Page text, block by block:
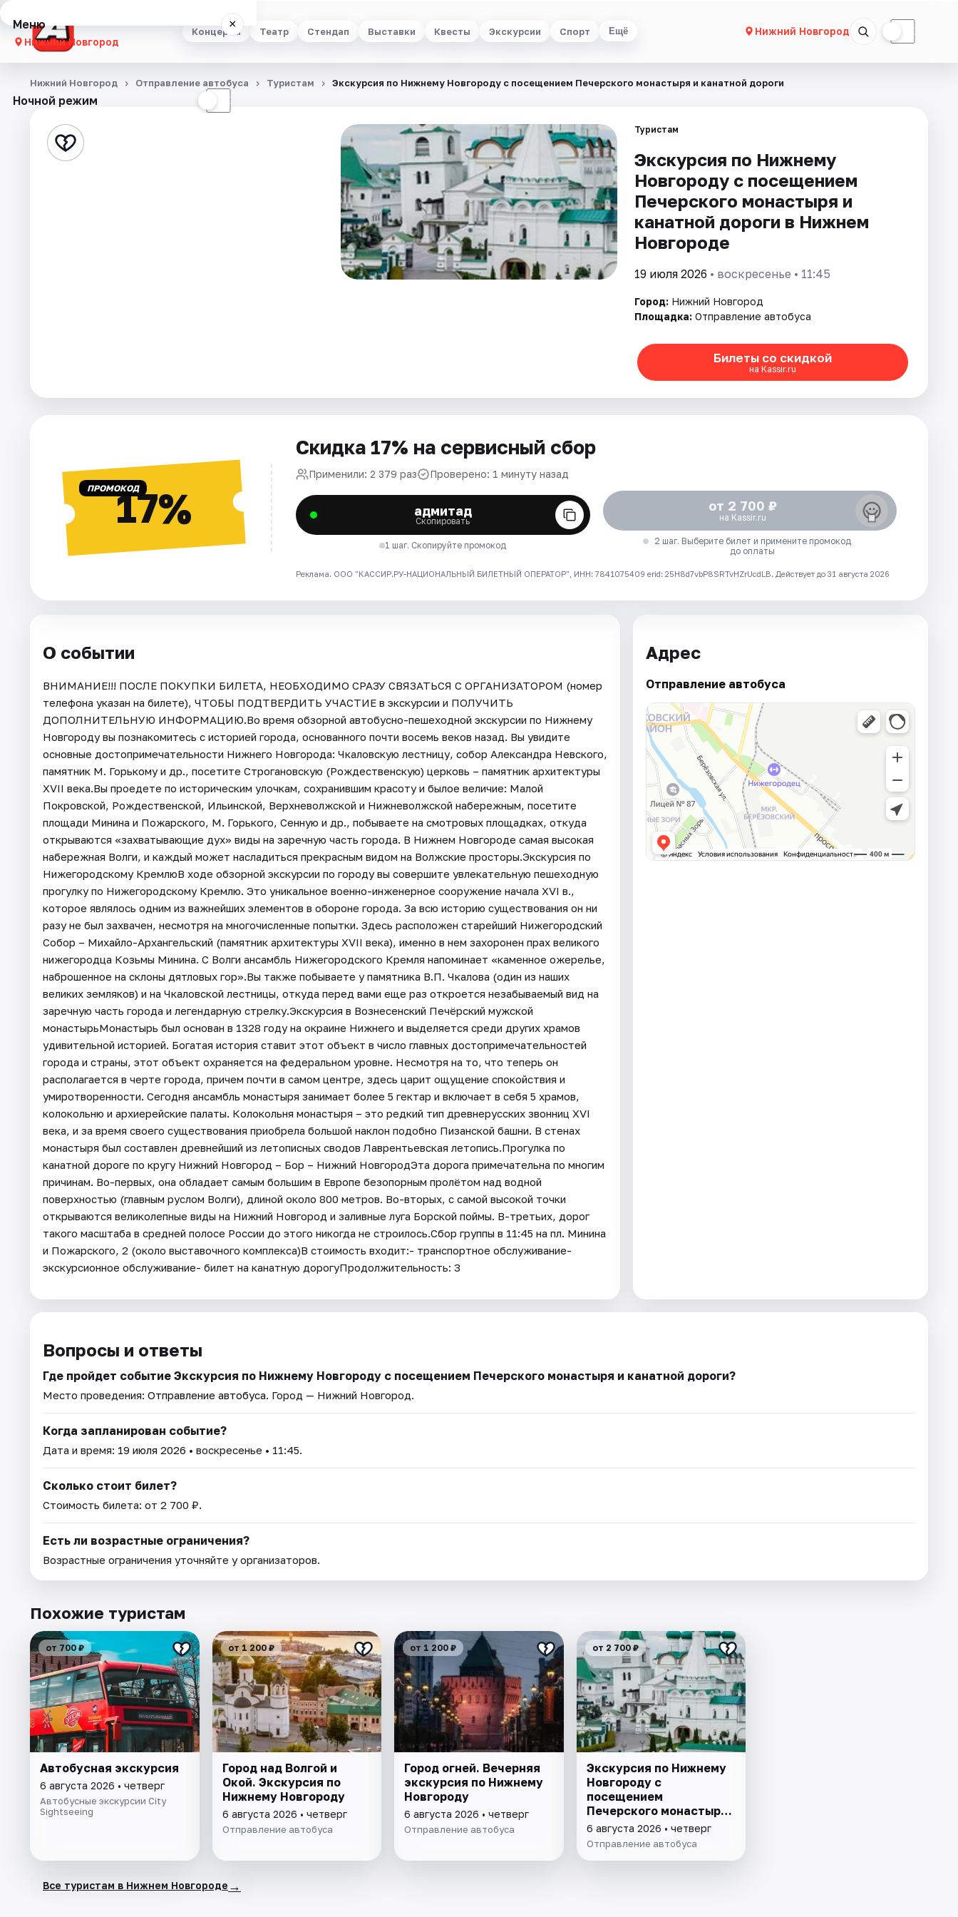
Концерты Театр Стендап Выставки Квесты Экскурсии Спорт Ещё Нижний Новгород ☾
Меню ×
Нижний Новгород
Концерты
Стендап
Ночной режим ☾
Нижний Новгород Отправление автобуса Туристам Экскурсия по Нижнему Новгороду с посещением Печерского монастыря и канатной дороги
Туристам
Экскурсия по Нижнему
Новгороду с посещением
Печерского монастыря и
канатной дороги в Нижнем
Новгороде
19 июля 2026 • воскресенье • 11:45
Город: Нижний Новгород
Площадка: Отправление автобуса
Билеты со скидкой
на Kassir.ru
ПРОМОКОД17%
Скидка 17% на сервисный сбор
Применили: 2 379 раз Проверено: 1 минуту назад
адмитад
Скопировать
1 шаг. Скопируйте промокод
от 2 700 ₽
на Kassir.ru
2 шаг. Выберите билет и примените промокод
до оплаты
Реклама. ООО "КАССИР.РУ-НАЦИОНАЛЬНЫЙ БИЛЕТНЫЙ ОПЕРАТОР", ИНН: 7841075409 erid: 25H8d7vbP8SRTvHZrUcdLB. Действует до 31 августа 2026
О событии
ВНИМАНИЕ!!! ПОСЛЕ ПОКУПКИ БИЛЕТА, НЕОБХОДИМО СРАЗУ СВЯЗАТЬСЯ С ОРГАНИЗАТОРОМ (номер
телефона указан на билете), ЧТОБЫ ПОДТВЕРДИТЬ УЧАСТИЕ в экскурсии и ПОЛУЧИТЬ
ДОПОЛНИТЕЛЬНУЮ ИНФОРМАЦИЮ.Во время обзорной автобусно-пешеходной экскурсии по Нижнему
Новгороду вы познакомитесь с историей города, основанного почти восемь веков назад. Вы увидите
основные достопримечательности Нижнего Новгорода: Чкаловскую лестницу, собор Александра Невского,
памятник М. Горькому и др., посетите Строгановскую (Рождественскую) церковь – памятник архитектуры
ХVII века.Вы проедете по историческим улочкам, сохранившим красоту и былое величие: Малой
Покровской, Рождественской, Ильинской, Верхневолжской и Нижневолжской набережным, посетите
площади Минина и Пожарского, М. Горького, Сенную и др., побываете на смотровых площадках, откуда
открываются «захватывающие дух» виды на заречную часть города. В Нижнем Новгороде самая высокая
набережная Волги, и каждый может насладиться прекрасным видом на Волжские просторы.Экскурсия по
Нижегородскому КремлюВ ходе обзорной экскурсии по городу вы совершите увлекательную пешеходную
прогулку по Нижегородскому Кремлю. Это уникальное военно-инженерное сооружение начала XVI в.,
которое являлось одним из важнейших элементов в обороне города. За всю историю существования он ни
разу не был захвачен, несмотря на многочисленные попытки. Здесь расположен старейший Нижегородский
Собор – Михайло-Архангельский (памятник архитектуры ХVII века), именно в нем захоронен прах великого
нижегородца Козьмы Минина. С Волги ансамбль Нижегородского Кремля напоминает «каменное ожерелье,
наброшенное на склоны дятловых гор».Вы также побываете у памятника В.П. Чкалова (один из наших
великих земляков) и на Чкаловской лестницы, откуда перед вами еще раз откроется незабываемый вид на
заречную часть города и легендарную стрелку.Экскурсия в Вознесенский Печёрский мужской
монастырьМонастырь был основан в 1328 году на окраине Нижнего и выделяется среди других храмов
удивительной историей. Богатая история ставит этот объект в число главных достопримечательностей
города и страны, этот объект охраняется на федеральном уровне. Несмотря на то, что теперь он
располагается в черте города, причем почти в самом центре, здесь царит ощущение спокойствия и
умиротворенности. Сегодня ансамбль монастыря занимает более 5 гектар и включает в себя 5 храмов,
колокольню и архиерейские палаты. Колокольня монастыря – это редкий тип древнерусских звонниц ХVI
века, и за время своего существования приобрела большой наклон подобно Пизанской башни. В стенах
монастыря был составлен древнейший из летописных сводов Лаврентьевская летопись.Прогулка по
канатной дороге по кругу Нижний Новгород – Бор – Нижний НовгородЭта дорога примечательна по многим
причинам. Во-первых, она обладает самым большим в Европе безопорным пролётом над водной
поверхностью (главным руслом Волги), длиной около 800 метров. Во-вторых, с самой высокой точки
открываются великолепные виды на Нижний Новгород и заливные луга Борской поймы. В-третьих, дорог
такого масштаба в средней полосе России до этого никогда не строилось.Сбор группы в 11:45 на пл. Минина
и Пожарского, 2 (около выставочного комплекса)В стоимость входит:- транспортное обслуживание-
экскурсионное обслуживание- билет на канатную дорогуПродолжительность: 3
Адрес
Отправление автобуса
Вопросы и ответы
Где пройдет событие Экскурсия по Нижнему Новгороду с посещением Печерского монастыря и канатной дороги?
Место проведения: Отправление автобуса. Город — Нижний Новгород.
Когда запланирован событие?
Дата и время: 19 июля 2026 • воскресенье • 11:45.
Сколько стоит билет?
Стоимость билета: от 2 700 ₽.
Есть ли возрастные ограничения?
Возрастные ограничения уточняйте у организаторов.
Похожие туристам
от 700 ₽
Автобусная экскурсия
6 августа 2026 • четверг
Автобусные экскурсии City
Sightseeing
от 1 200 ₽
Город над Волгой и
Окой. Экскурсия по
Нижнему Новгороду
6 августа 2026 • четверг
Отправление автобуса
от 1 200 ₽
Город огней. Вечерняя
экскурсия по Нижнему
Новгороду
6 августа 2026 • четверг
Отправление автобуса
от 2 700 ₽
Экскурсия по Нижнему
Новгороду с
посещением
Печерского монастыря
и канатной дороги
6 августа 2026 • четверг
Отправление автобуса
Все туристам в Нижнем Новгороде →